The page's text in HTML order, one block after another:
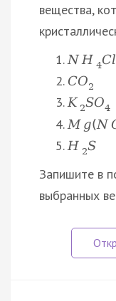
вещества,
N H 4Cl
CO2
K 2SO4
M g(N
H 2S
Запишите в
выбранных